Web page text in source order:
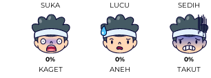
SUKA LUCU SEDIH
0%
KAGET
0%
ANEH
0%
TAKUT